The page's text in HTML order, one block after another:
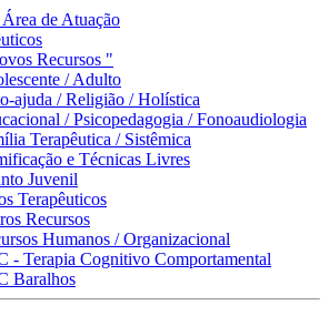
de Atuação
Recursos "
/ Adulto
ajuda / Religião / Holística
/ Psicopedagogia / Fonoaudiologia
Terapêutica / Sistêmica
e Técnicas Livres
Juvenil
Terapêuticos
Recursos
Humanos / Organizacional
- Terapia Cognitivo Comportamental
Baralhos